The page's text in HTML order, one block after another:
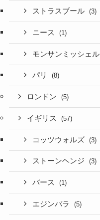
ストラスブール (3)
ニース (1)
モンサンミッシェル
パリ (8)
ロンドン (5)
イギリス (57)
コッツウォルズ (3)
ストーンヘンジ (3)
バース (1)
エジンバラ (5)